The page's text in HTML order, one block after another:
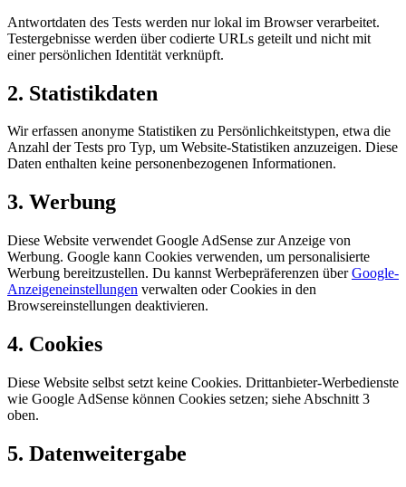
Antwortdaten des Tests werden nur lokal im Browser verarbeitet.
Testergebnisse werden über codierte URLs geteilt und nicht mit
einer persönlichen Identität verknüpft.
2. Statistikdaten
Wir erfassen anonyme Statistiken zu Persönlichkeitstypen, etwa die
Anzahl der Tests pro Typ, um Website-Statistiken anzuzeigen. Diese
Daten enthalten keine personenbezogenen Informationen.
3. Werbung
Diese Website verwendet Google AdSense zur Anzeige von
Werbung. Google kann Cookies verwenden, um personalisierte
Werbung bereitzustellen. Du kannst Werbepräferenzen überGoogle-
Anzeigeneinstellungen verwalten oder Cookies in den
Browsereinstellungen deaktivieren.
4. Cookies
Diese Website selbst setzt keine Cookies. Drittanbieter-Werbedienste
wie Google AdSense können Cookies setzen; siehe Abschnitt 3
oben.
5. Datenweitergabe